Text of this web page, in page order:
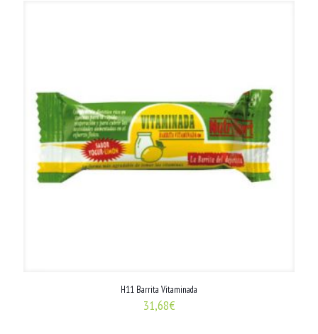
H11 Barrita Vitaminada
31,68€